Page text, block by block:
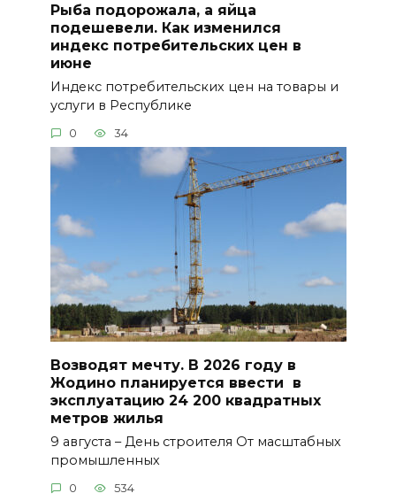
Рыба подорожала, а яйца
подешевели. Как изменился
индекс потребительских цен в
июне
Индекс потребительских цен на товары и
услуги в Республике
0 34
Возводят мечту. В 2026 году в
Жодино планируется ввести в
эксплуатацию 24 200 квадратных
метров жилья
9 августа – День строителя От масштабных
промышленных
0 534